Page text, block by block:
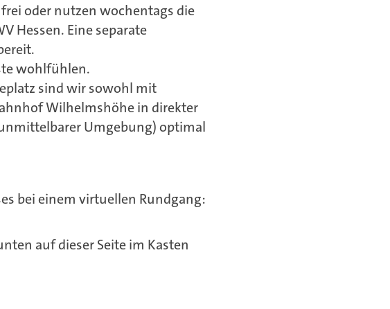
oder nutzen wochentags die
Hessen. Eine separate
wohlfühlen.
sind wir sowohl mit
Wilhelmshöhe in direkter
Umgebung) optimal
bei einem virtuellen Rundgang:
auf dieser Seite im Kasten